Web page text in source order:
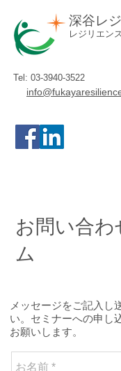
深谷レ
レジリエン
Tel: 03-3940-3522
お問い合わ
ム
メッセージをご記入し
い。セミナーへの申し
お願いします。